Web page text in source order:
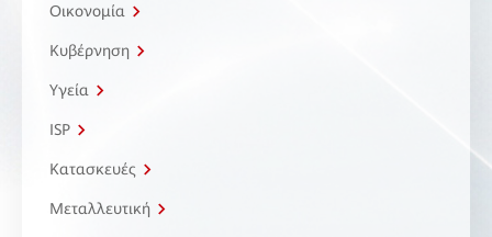
Οικονομία
Κυβέρνηση
Υγεία
ISP
Κατασκευές
Μεταλλευτική